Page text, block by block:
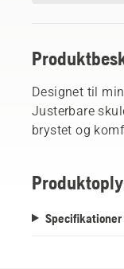
Designet til
Justerbare
brystet og
Specifikationer